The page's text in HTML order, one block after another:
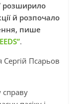
розширило
й розпочало
пише
.
Псарьов
справу